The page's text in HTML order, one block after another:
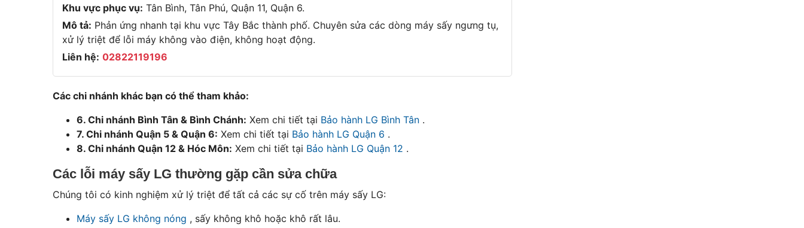
Khu vực phục vụ: Tân Bình, Tân Phú, Quận 11, Quận 6.
Mô tả: Phản ứng nhanh tại khu vực Tây Bắc thành phố. Chuyên sửa các dòng máy sấy ngưng tụ,
xử lý triệt để lỗi máy không vào điện, không hoạt động.
Liên hệ: 02822119196
Các chi nhánh khác bạn có thể tham khảo:
6. Chi nhánh Bình Tân & Bình Chánh: Xem chi tiết tại Bảo hành LG Bình Tân .
7. Chi nhánh Quận 5 & Quận 6: Xem chi tiết tại Bảo hành LG Quận 6 .
8. Chi nhánh Quận 12 & Hóc Môn: Xem chi tiết tại Bảo hành LG Quận 12 .
Các lỗi máy sấy LG thường gặp cần sửa chữa
Chúng tôi có kinh nghiệm xử lý triệt để tất cả các sự cố trên máy sấy LG:
Máy sấy LG không nóng , sấy không khô hoặc khô rất lâu.